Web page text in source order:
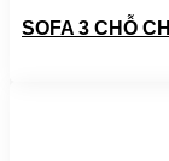
SOFA 3 CHỖ